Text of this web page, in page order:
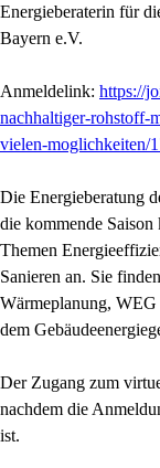
Energieberaterin für
Bayern e.V.
Anmeldelink: https://
nachhaltiger-rohstoff-
vielen-moglichkeiten/
Die Energieberatung
die kommende
Themen
Sanieren an. Sie
Wärmeplanung, WEG
dem
Der Zugang zum
nachdem die
ist.